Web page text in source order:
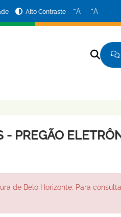
Alto Contraste −A +A
- PREGÃO
de Belo Horizonte. Para